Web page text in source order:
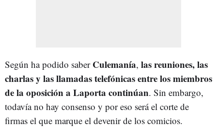
Según ha podido saber Culemanía, las reuniones, las
charlas y las llamadas telefónicas entre los miembros
de la oposición a Laporta continúan. Sin embargo,
todavía no hay consenso y por eso será el corte de
firmas el que marque el devenir de los comicios.